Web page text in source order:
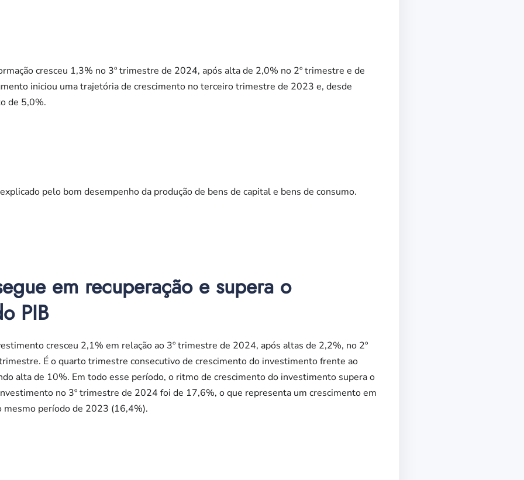
cresceu 1,3% no 3º trimestre de 2024, após alta de 2,0% no 2º trimestre e de
iniciou uma trajetória de crescimento no terceiro trimestre de 2023 e, desde
de 5,0%.
pelo bom desempenho da produção de bens de capital e bens de consumo.
em recuperação e supera o
PIB
cresceu 2,1% em relação ao 3º trimestre de 2024, após altas de 2,2%, no 2º
É o quarto trimestre consecutivo de crescimento do investimento frente ao
alta de 10%. Em todo esse período, o ritmo de crescimento do investimento supera o
no 3º trimestre de 2024 foi de 17,6%, o que representa um crescimento em
mesmo período de 2023 (16,4%).